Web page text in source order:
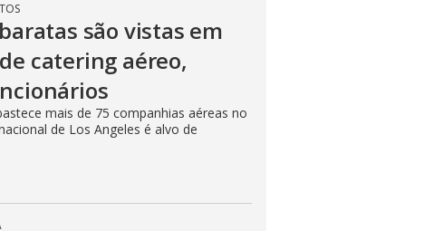
são vistas em
catering aéreo,
mais de 75 companhias aéreas no
de Los Angeles é alvo de